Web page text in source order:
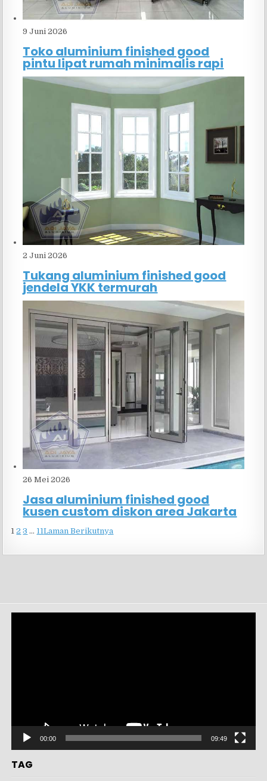
9 Juni 2026
Toko aluminium finished good
pintu lipat rumah minimalis rapi
2 Juni 2026
Tukang aluminium finished good
jendela YKK termurah
26 Mei 2026
Jasa aluminium finished good
kusen custom diskon area Jakarta
1 2 3 … 11Laman Berikutnya
00:00 09:49
TAG